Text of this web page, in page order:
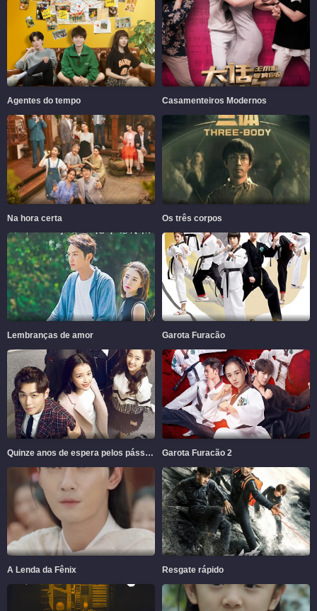
Agentes do tempo Casamenteiros Modernos
Na hora certa Os três corpos
Lembranças de amor Garota Furacão
Quinze anos de espera pelos pássaros migratórios Garota Furacão 2
A Lenda da Fênix Resgate rápido